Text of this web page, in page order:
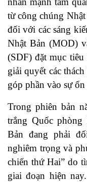
từ công chúng
đối với các sáng
Nhật Bản (MOD)
(SDF) đặt mục tiêu
giải quyết các
góp phần vào sự
Trong phiên bản
trắng Quốc phòng
Bản đang phải
nghiêm trọng và
chiến thứ Hai” do
giai đoạn hiện